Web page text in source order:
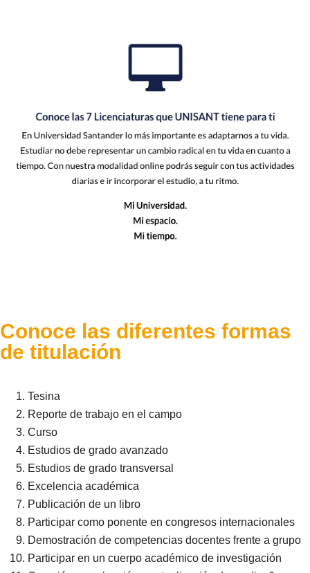
·Licenciatura en
Administración ·Licenciatura
en Contaduría ·Licenciatura
en Derecho ·Licenciatura en
Educación ·Licenciatura en
Informática ·Licenciatura en
Conoce las diferentes formas
de titulación
Tesina
Reporte de trabajo en el campo
Curso
Estudios de grado avanzado
Estudios de grado transversal
Excelencia académica
Publicación de un libro
Participar como ponente en congresos internacionales
Demostración de competencias docentes frente a grupo
Participar en un cuerpo académico de investigación